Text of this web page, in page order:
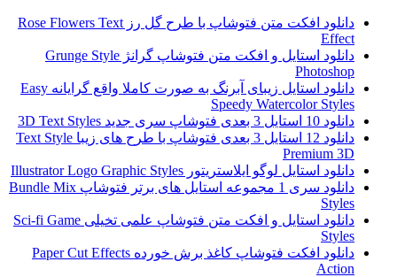
دانلود افکت متن فتوشاپ با طرح گل رز Rose Flowers Text
Effect
دانلود استایل و افکت متن فتوشاپ گرانژ Grunge Style
Photoshop
دانلود استایل زیبای آبرنگ به صورت کاملا واقع گرایانه Easy
Speedy Watercolor Styles
دانلود 10 استایل 3 بعدی فتوشاپ سری جدید 3D Text Styles
دانلود 12 استایل 3 بعدی فتوشاپ با طرح های زیبا Text Style
Premium 3D
دانلود استایل لوگو ایلاستریتور Illustrator Logo Graphic Styles
دانلود سری 1 مجموعه استایل های برتر فتوشاپ Bundle Mix
Styles
دانلود استایل و افکت متن فتوشاپ علمی تخیلی Sci-fi Game
Styles
دانلود افکت فتوشاپ کاغذ برش خورده Paper Cut Effects
Action